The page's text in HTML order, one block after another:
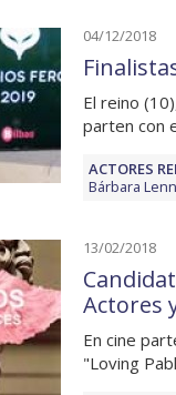
04/12/2018
El reino
parten con
ACTORES
Bárbara
13/02/2018
Actores
En cine
"Loving